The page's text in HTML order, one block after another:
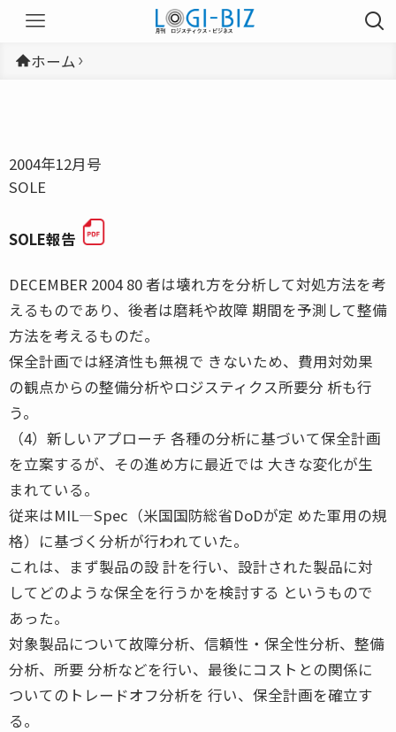
ホーム
2004年12月号
SOLE
SOLE報告
DECEMBER 2004 80 者は壊れ方を分析して対処方法を考
えるものであり、後者は磨耗や故障 期間を予測して整備
方法を考えるものだ。
保全計画では経済性も無視で きないため、費用対効果
の観点からの整備分析やロジスティクス所要分 析も行
う。
（4）新しいアプローチ 各種の分析に基づいて保全計画
を立案するが、その進め方に最近では 大きな変化が生
まれている。
従来はMIL―Spec（米国国防総省DoDが定 めた軍用の規
格）に基づく分析が行われていた。
これは、まず製品の設 計を行い、設計された製品に対
してどのような保全を行うかを検討する というもので
あった。
対象製品について故障分析、信頼性・保全性分析、整備
分析、所要 分析などを行い、最後にコストとの関係に
ついてのトレードオフ分析を 行い、保全計画を確立す
る。